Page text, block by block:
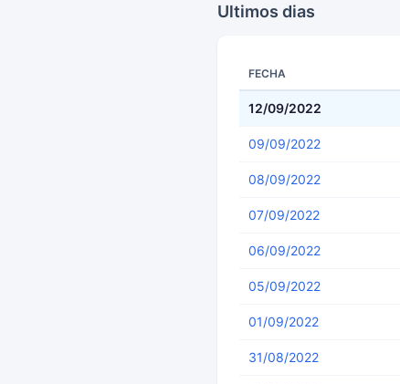
Ultimos dias
FECHA
12/09/2022
09/09/2022
08/09/2022
07/09/2022
06/09/2022
05/09/2022
01/09/2022
31/08/2022